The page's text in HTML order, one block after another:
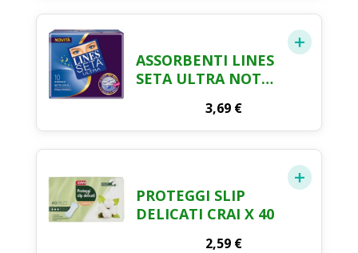
ASSORBENTI LINES
SETA ULTRA NOTTE
3,69 €
PROTEGGI SLIP
DELICATI CRAI X 40
2,59 €